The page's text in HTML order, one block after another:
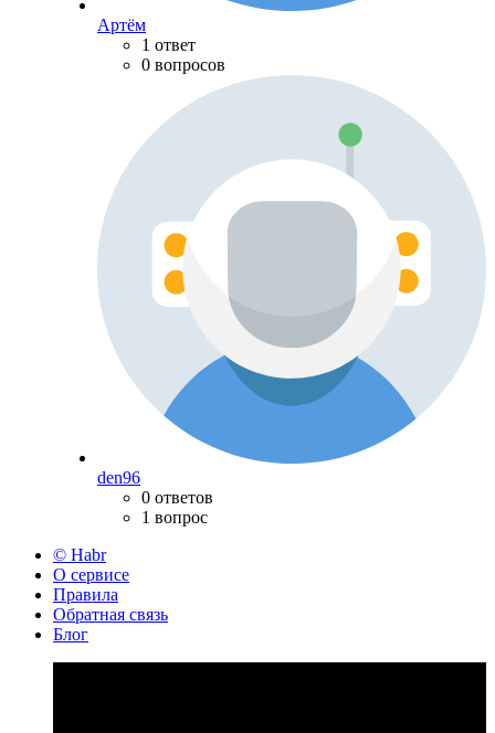
Артём
1 ответ
0 вопросов
den96
0 ответов
1 вопрос
© Habr
О сервисе
Правила
Обратная связь
Блог